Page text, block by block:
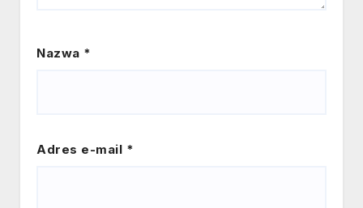
Nazwa *
Adres e-mail *